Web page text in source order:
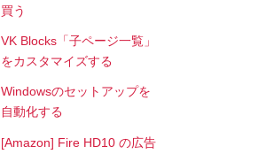
買う
VK Blocks「子ページ一覧」
をカスタマイズする
Windowsのセットアップを
自動化する
[Amazon] Fire HD10 の広告